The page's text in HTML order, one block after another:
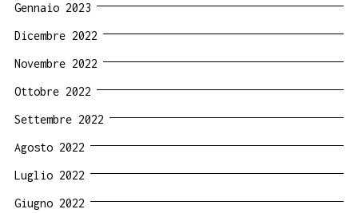
Gennaio 2023
Dicembre 2022
Novembre 2022
Ottobre 2022
Settembre 2022
Agosto 2022
Luglio 2022
Giugno 2022